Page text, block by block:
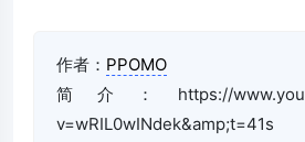
作者： PPOMO
简介：https://
v=wRIL0wINdek&amp;t=41s